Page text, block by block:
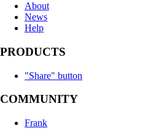
About
News
Help
PRODUCTS
"Share" button
COMMUNITY
Frank